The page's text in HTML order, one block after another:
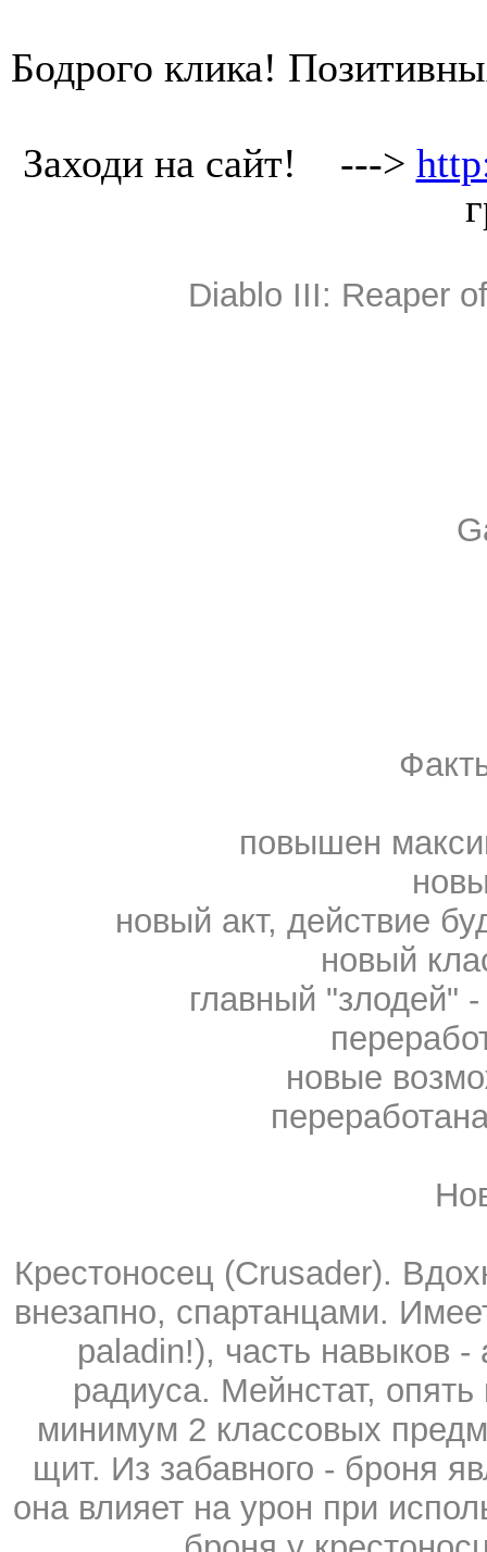
Бодрого клика!
Заходи на сайт! --->
Diablo III: Reaper
повышен
новый акт, действие
новый
главный "злодей"
новые
Крестоносец (Crusader).
внезапно, спартанцами.
paladin!), часть навыков -
радиуса. Мейнстат,
минимум 2 классовых
щит. Из забавного - броня
она влияет на урон при